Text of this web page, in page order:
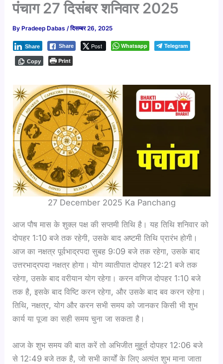
पंचाग 27 दिसंबर शनिवार 2025
By Pradeep Dabas/दिसम्बर 26, 2025
Share Post
Share Whatsapp Telegram
Copy Print
27 December 2025 Ka Panchang
आज पौष मास के शुक्ल पक्ष की सप्तमी तिथि है। यह तिथि शनिवार को
दोपहर 1:10 बजे तक रहेगी, उसके बाद अष्टमी तिथि प्रारंभ होगी।
आज का नक्षत्र पूर्वभाद्रपदा सुबह 9:09 बजे तक रहेगा, उसके बाद
उत्तरभाद्रपदा नक्षत्र होगा। योग व्यातीपात दोपहर 12:21 बजे तक
रहेगा, उसके बाद वरीयान योग रहेगा। करन वणिज दोपहर 1:10 बजे
तक है, इसके बाद विष्टि करन रहेगा, और उसके बाद बव करन रहेगा।
तिथि, नक्षत्र, योग और करन सभी समय को जानकर किसी भी शुभ
कार्य या पूजा का सही समय चुना जा सकता है।
आज के शुभ समय की बात करें तो अभिजीत मुहूर्त दोपहर 12:06 बजे
से 12:49 बजे तक है, जो सभी कार्यों के लिए अत्यंत शुभ माना जाता